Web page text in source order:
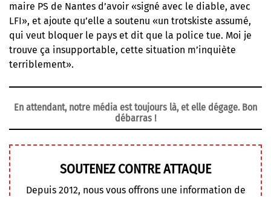
maire PS de Nantes d’avoir «signé avec le diable, avec
LFI», et ajoute qu’elle a soutenu «un trotskiste assumé,
qui veut bloquer le pays et dit que la police tue. Moi je
trouve ça insupportable, cette situation m’inquiète
terriblement».
En attendant, notre média est toujours là, et elle dégage. Bon
débarras !
SOUTENEZ CONTRE ATTAQUE
Depuis 2012, nous vous offrons une information de